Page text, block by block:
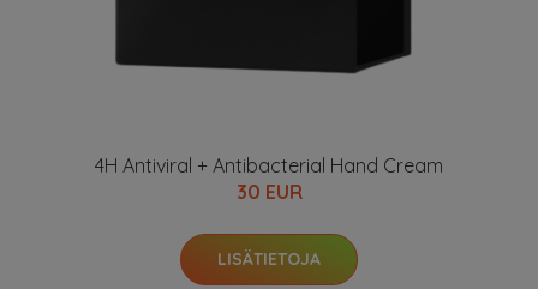
4H Antiviral + Antibacterial Hand Cream
30 EUR
LISÄTIETOJA